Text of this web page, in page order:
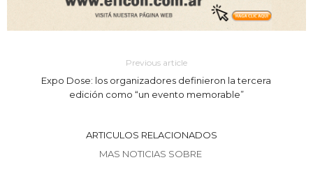
Previous article
Expo Dose: los organizadores definieron la tercera
edición como “un evento memorable”
ARTICULOS RELACIONADOS
MAS NOTICIAS SOBRE